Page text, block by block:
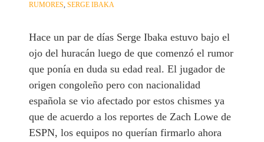
RUMORES,SERGE IBAKA
Hace un par de días Serge Ibaka estuvo bajo el
ojo del huracán luego de que comenzó el rumor
que ponía en duda su edad real. El jugador de
origen congoleño pero con nacionalidad
española se vio afectado por estos chismes ya
que de acuerdo a los reportes de Zach Lowe de
ESPN, los equipos no querían firmarlo ahora